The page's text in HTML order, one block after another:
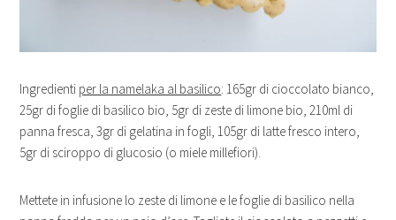
Ingredienti per la namelaka al basilico: 165gr di cioccolato bianco,
25gr di foglie di basilico bio, 5gr di zeste di limone bio, 210ml di
panna fresca, 3gr di gelatina in fogli, 105gr di latte fresco intero,
5gr di sciroppo di glucosio (o miele millefiori).
Mettete in infusione lo zeste di limone e le foglie di basilico nella